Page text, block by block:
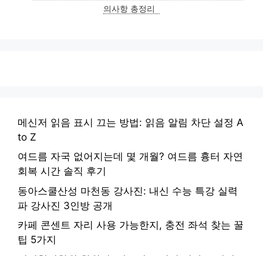
의사항 총정리
메신저 읽음 표시 끄는 방법: 읽음 알림 차단 설정 A
to Z
여드름 자국 없어지는데 몇 개월? 여드름 흉터 자연
회복 시간 솔직 후기
동아스쿨산성 마천동 강사진: 내신 수능 특강 실력
파 강사진 3인방 공개
카페 콘센트 자리 사용 가능한지, 충전 좌석 찾는 꿀
팁 5가지